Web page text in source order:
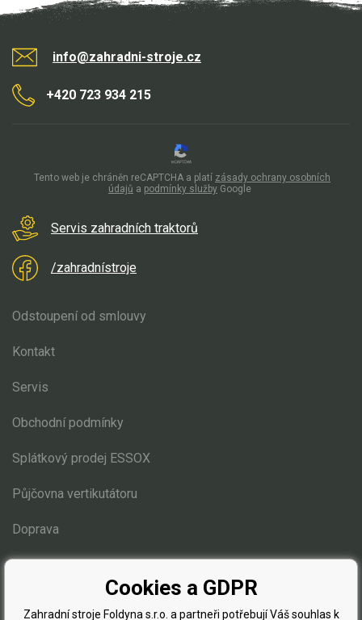
info@zahradni-stroje.cz
+420 723 934 215
Servis zahradních traktorů
/zahradnístroje
Odstoupení od smlouvy
Kontakt
Servis
Obchodní podmínky
Splátkový prodej ESSOX
Půjčovna vertikutátoru
Doprava
Blog
Tento web je chráněn reCAPTCHA a platí zásady ochrany osobních
údajů a podmínky služby Google
Cookies a GDPR
Zahradní stroje Foldyna s.r.o. a partneři potřebují Váš souhlas k